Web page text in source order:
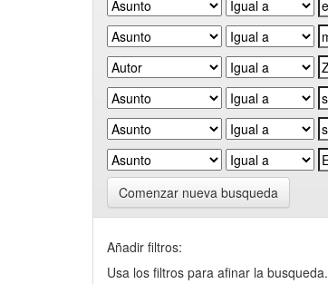
Comenzar nueva busqueda
Añadir filtros:
Usa los filtros para afinar la busqueda.